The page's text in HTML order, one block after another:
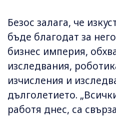
Безос залага, че
бъде благодат за
бизнес империя,
изследвания,
изчисления и
дълголетието.
работя днес, са